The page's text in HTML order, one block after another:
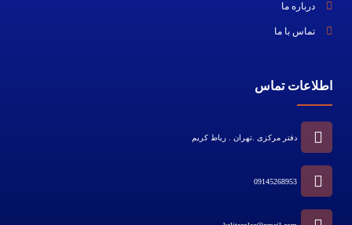
درباره ما
تماس با ما
اطلاعات تماس
دفتر مرکزی .تهران . رباط کریم
09145268953